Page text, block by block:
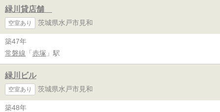
緑川貸店舗
空室あり 茨城県水戸市見和
築47年
常磐線 「 赤塚 」駅
緑川ビル
空室あり 茨城県水戸市見和
築48年